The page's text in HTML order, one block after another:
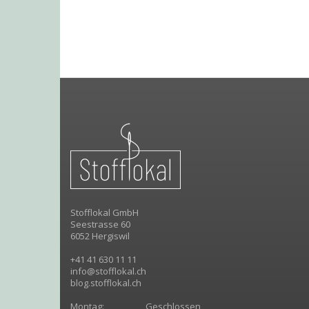
Stofflokal GmbH
Seestrasse 60
6052 Hergiswil
+41 41 630 11 11
info@stofflokal.ch
blog.stofflokal.ch
Montag:
Geschlossen